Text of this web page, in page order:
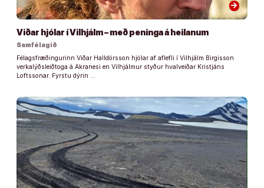
arrow_forward
Viðar hjólar í Vilhjálm – með peninga á heilanum
Samfélagið
Félagsfræðingurinn Viðar Halldórsson hjólar af aflefli í Vilhjálm Birgisson
verkalýðsleiðtoga á Akranesi en Vilhjálmur styður hvalveiðar Kristjáns
Loftssonar. Fyrstu dýrin …